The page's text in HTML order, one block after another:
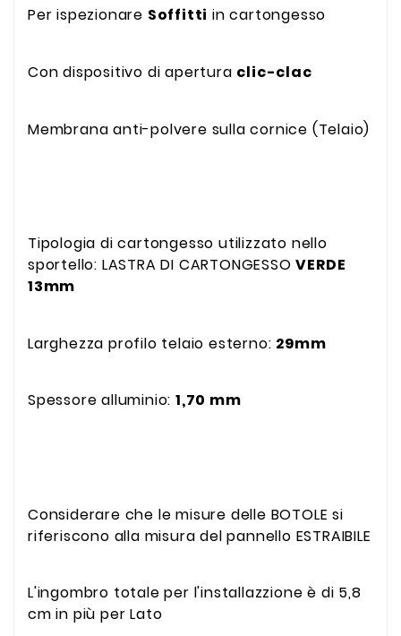
Per ispezionare Soffitti in cartongesso
Con dispositivo di apertura clic-clac
Membrana anti-polvere sulla cornice (Telaio)
Tipologia di cartongesso utilizzato nello
sportello: LASTRA DI CARTONGESSOVERDE
13mm
Larghezza profilo telaio esterno: 29mm
Spessore alluminio: 1,70 mm
Considerare che le misure delle BOTOLE si
riferiscono alla misura del pannello ESTRAIBILE
L'ingombro totale per l'installazzione è di 5,8
cm in più per Lato